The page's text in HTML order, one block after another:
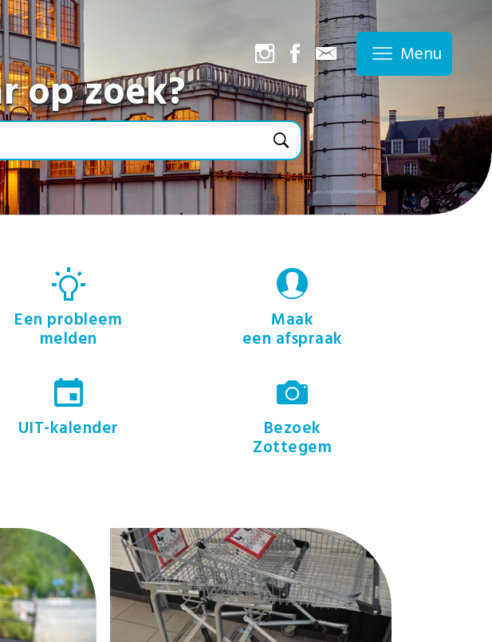
Menu
op zoek?
Een probleem
melden
Maak
een afspraak
UIT-kalender Bezoek
Zottegem